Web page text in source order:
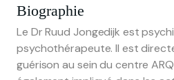
Biographie
Le Dr Ruud Jongedijk est
psychothérapeute. Il est
guérison au sein du centre